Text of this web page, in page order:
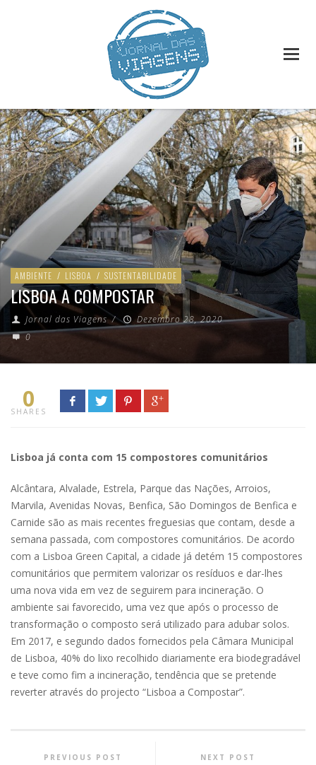
AMBIENTE / LISBOA / SUSTENTABILIDADE
LISBOA A COMPOSTAR
Jornal das Viagens /
Dezembro 28, 2020
0
0
SHARES
Lisboa já conta com 15 compostores comunitários
Alcântara, Alvalade, Estrela, Parque das Nações, Arroios,
Marvila, Avenidas Novas, Benfica, São Domingos de Benfica e
Carnide são as mais recentes freguesias que contam, desde a
semana passada, com compostores comunitários. De acordo
com a Lisboa Green Capital, a cidade já detém 15 compostores
comunitários que permitem valorizar os resíduos e dar-lhes
uma nova vida em vez de seguirem para incineração. O
ambiente sai favorecido, uma vez que após o processo de
transformação o composto será utilizado para adubar solos.
Em 2017, e segundo dados fornecidos pela Câmara Municipal
de Lisboa, 40% do lixo recolhido diariamente era biodegradável
e teve como fim a incineração, tendência que se pretende
reverter através do projecto “Lisboa a Compostar”.
PREVIOUS POST NEXT POST